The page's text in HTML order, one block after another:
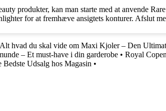
produkter, kan man starte med at anvende
for at fremhæve ansigtets konturer. Afslut
Alt hvad du skal vide om Maxi Kjoler – Den
– Et must-have i din garderobe • Royal
Udsalg hos Magasin •